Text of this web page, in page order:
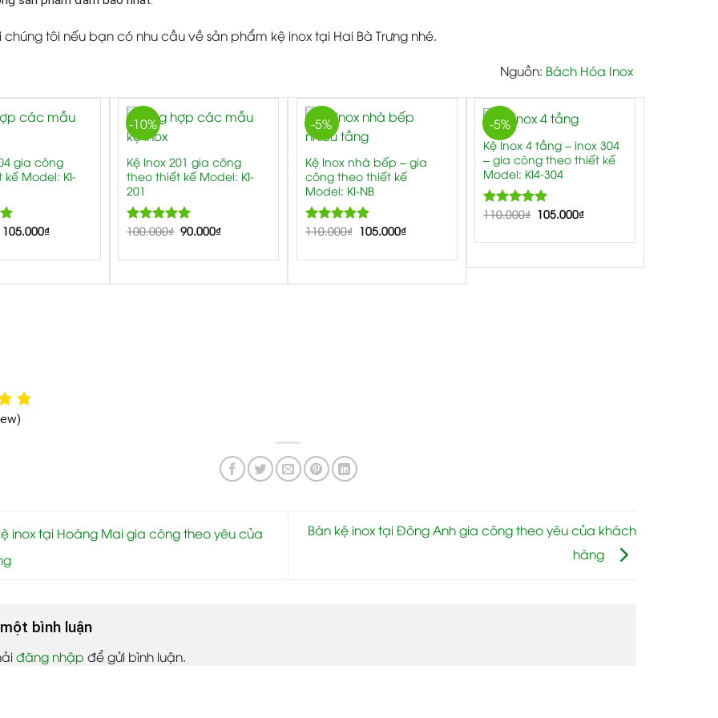
chúng tôi nếu bạn có nhu cầu về sản phẩm kệ inox tại Hai Bà Trưng nhé.
Nguồn: Bách Hóa Inox
gia công
Model: KI-
105.000₫
-10%
Kệ Inox 201 gia công
theo thiết kế Model: KI-
201
Rated5.00
100.000₫ 90.000₫
-5%
Kệ Inox nhà bếp – gia
công theo thiết kế
Model: KI-NB
Rated5.00
110.000₫ 105.000₫
-5%
Kệ Inox 4 tầng – inox 304
– gia công theo thiết kế
Model: KI4-304
Rated5.00
110.000₫ 105.000₫
inox tại Hoàng Mai gia công theo yêu của
Bán kệ inox tại Đông Anh gia công theo yêu của khách
hàng
bình luận
đăng nhập để gửi bình luận.